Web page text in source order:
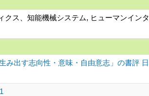
ス、知能機械システム, ヒューマンイン
み出す志向性・意味・自由意志」の書評